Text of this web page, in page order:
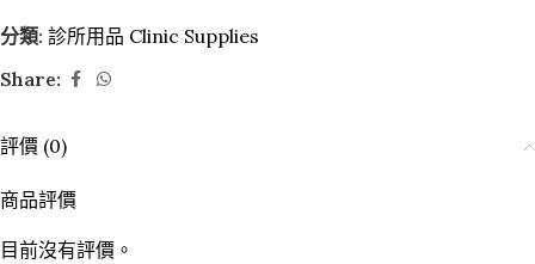
分類: 診所用品 Clinic Supplies
Share:
評價 (0)
商品評價
目前沒有評價。